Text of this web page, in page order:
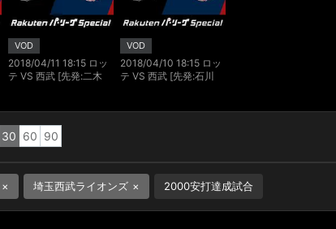
VOD
2018/04/11 18:15 ロッ
テ VS 西武 [先発:二木
VOD
2018/04/10 18:15 ロッ
テ VS 西武 [先発:石川
30 60 90
埼玉西武ライオンズ 2000安打達成試合